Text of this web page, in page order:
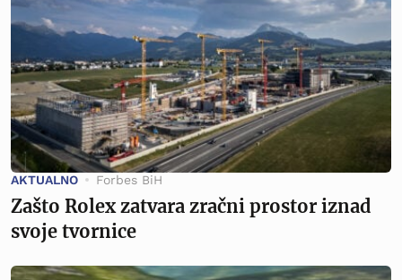
AKTUALNO Forbes BiH
Zašto Rolex zatvara zračni prostor iznad
svoje tvornice